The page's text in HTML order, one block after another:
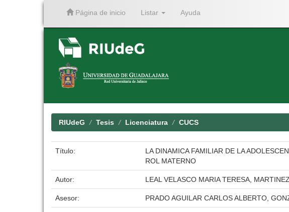
Página de inicio Listar Ayuda
RIUdeG Tesis Licenciatura CUCS
Título:
LA DINAMICA FAMILIAR DE LA
ROL MATERNO
Autor: LEAL VELASCO MARIA TERESA,
Asesor: PRADO AGUILAR CARLOS ALBERTO,